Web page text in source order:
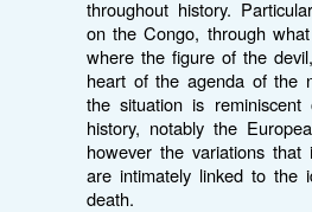
throughout history.
on the Congo, through
where the figure of the
heart of the agenda of the
the situation is
history, notably the
however the variations
are intimately linked to the
death.